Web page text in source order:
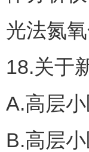
光法氮
18.关于
A.高层
B.高层